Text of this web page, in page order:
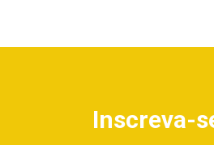
Inscreva-